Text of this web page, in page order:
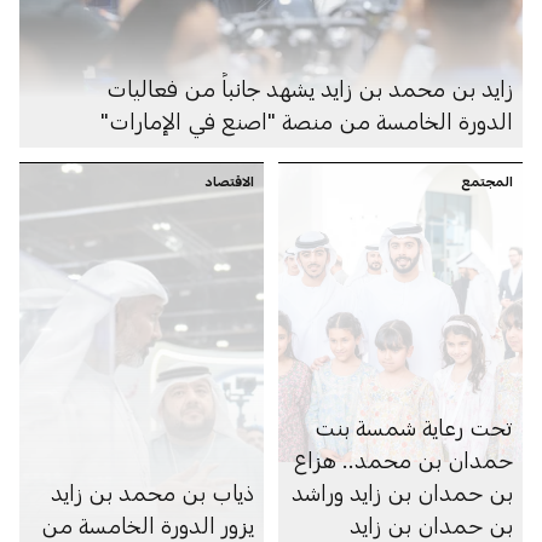
زايد بن محمد بن زايد يشهد جانباً من فعاليات
الدورة الخامسة من منصة "اصنع في الإمارات"
المجتمع
تحت رعاية شمسة بنت
حمدان بن محمد.. هزاع
بن حمدان بن زايد وراشد
بن حمدان بن زايد
الاقتصاد
ذياب بن محمد بن زايد
يزور الدورة الخامسة من